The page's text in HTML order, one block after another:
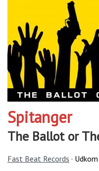
Spitanger
The Ballot or
Fast Beat Records · Udkom